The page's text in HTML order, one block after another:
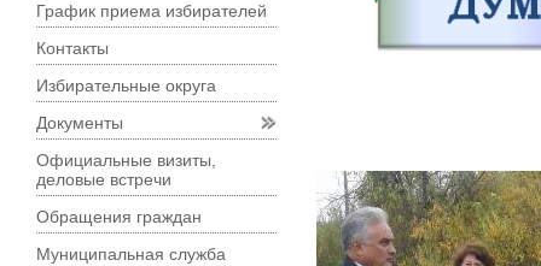
График приема избирателей
Контакты
Избирательные округа
Документы
Официальные визиты,
деловые встречи
Обращения граждан
Муниципальная служба